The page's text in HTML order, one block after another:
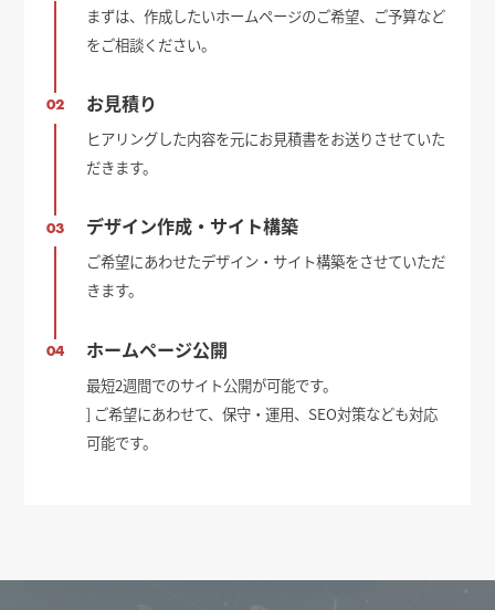
まずは、作成したいホームページのご希望、ご予算など
をご相談ください。
02 お見積り
ヒアリングした内容を元にお見積書をお送りさせていた
だきます。
03 デザイン作成・サイト構築
ご希望にあわせたデザイン・サイト構築をさせていただ
きます。
04 ホームページ公開
最短2週間でのサイト公開が可能です。
] ご希望にあわせて、保守・運用、SEO対策なども対応
可能です。